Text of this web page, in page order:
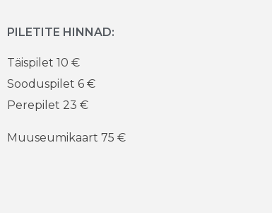
PILETITE HINNAD:
Täispilet 10 €
Sooduspilet 6 €
Perepilet 23 €
Muuseumikaart 75 €